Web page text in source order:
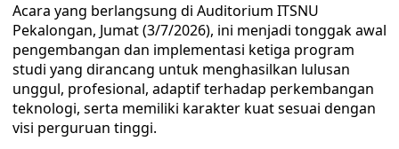
Acara yang berlangsung di Auditorium ITSNU
Pekalongan, Jumat (3/7/2026), ini menjadi tonggak awal
pengembangan dan implementasi ketiga program
studi yang dirancang untuk menghasilkan lulusan
unggul, profesional, adaptif terhadap perkembangan
teknologi, serta memiliki karakter kuat sesuai dengan
visi perguruan tinggi.